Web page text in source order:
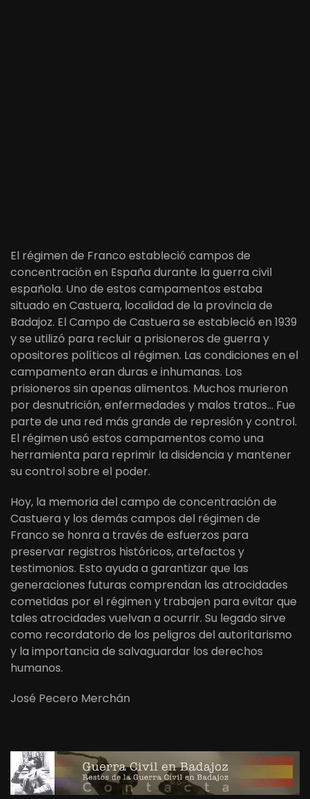
El régimen de Franco estableció campos de
concentración en España durante la guerra civil
española. Uno de estos campamentos estaba
situado en Castuera, localidad de la provincia de
Badajoz. El Campo de Castuera se estableció en 1939
y se utilizó para recluir a prisioneros de guerra y
opositores políticos al régimen. Las condiciones en el
campamento eran duras e inhumanas. Los
prisioneros sin apenas alimentos. Muchos murieron
por desnutrición, enfermedades y malos tratos… Fue
parte de una red más grande de represión y control.
El régimen usó estos campamentos como una
herramienta para reprimir la disidencia y mantener
su control sobre el poder.
Hoy, la memoria del campo de concentración de
Castuera y los demás campos del régimen de
Franco se honra a través de esfuerzos para
preservar registros históricos, artefactos y
testimonios. Esto ayuda a garantizar que las
generaciones futuras comprendan las atrocidades
cometidas por el régimen y trabajen para evitar que
tales atrocidades vuelvan a ocurrir. Su legado sirve
como recordatorio de los peligros del autoritarismo
y la importancia de salvaguardar los derechos
humanos.
José Pecero Merchán